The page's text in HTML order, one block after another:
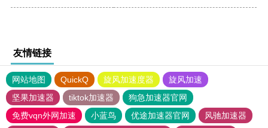
友情链接
网站地图 QuickQ 旋风加速度器
旋风加速
坚果加速器
tiktok加速器
狗急加速器官网
免费vqn外网加速
小蓝鸟 优途加速器官网
风驰加速器